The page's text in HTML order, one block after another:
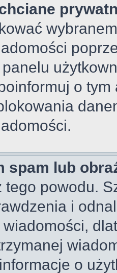
o
spam lub
tego powodu.
i
wiadomości,
o